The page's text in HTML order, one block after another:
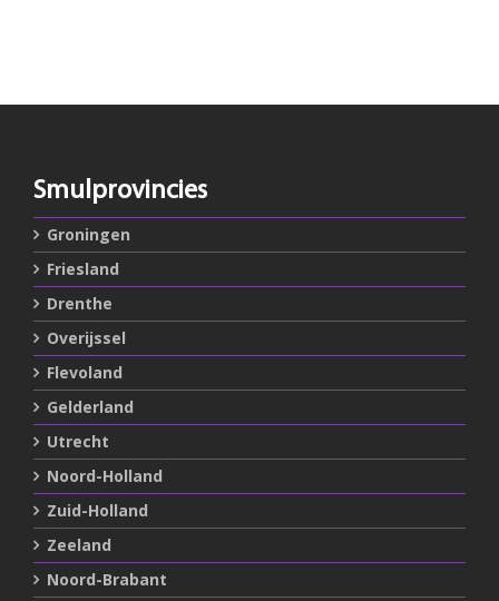
Smulprovincies
Groningen
Friesland
Drenthe
Overijssel
Flevoland
Gelderland
Utrecht
Noord-Holland
Zuid-Holland
Zeeland
Noord-Brabant